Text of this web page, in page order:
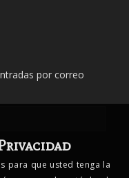
por correo
para que usted tenga la